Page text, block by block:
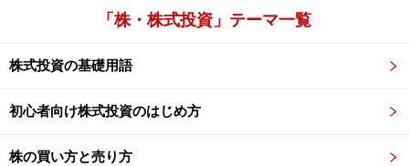
「株・株式投資」テーマ一覧
株式投資の基礎用語
初心者向け株式投資のはじめ方
株の買い方と売り方